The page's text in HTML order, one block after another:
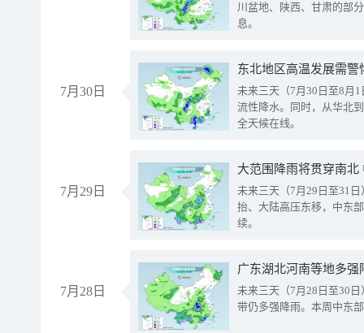
川盆地、陕西、甘肃的部
息。
7月30日
东北地区高温发展需
未来三天（7月30日至8月
流性降水。同时，从华北
全天候在线。
7月29日
大范围降雨将贯穿南
未来三天（7月29日至31
抬、大陆高压东移，中东
续。
7月28日
广东湖北河南等地多
未来三天（7月28日至30
带仍多强降雨。本周中东